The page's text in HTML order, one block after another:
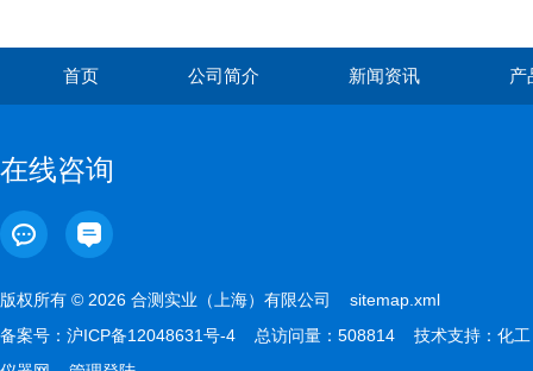
首页 公司简介 新闻资讯 产
在线咨询
版权所有 © 2026 合测实业（上海）有限公司 sitemap.xml
备案号： 沪ICP备12048631号-4 总访问量：508814 技术支持： 化工